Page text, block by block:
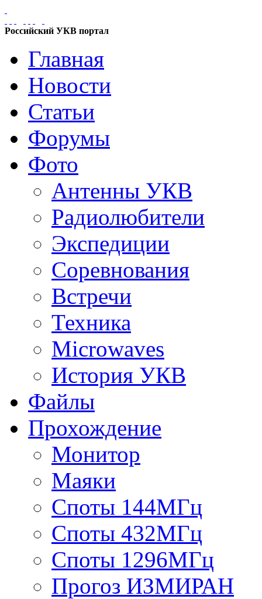
Российский УКВ портал
Главная
Новости
Статьи
Форумы
Фото
Антенны УКВ
Радиолюбители
Экспедиции
Соревнования
Встречи
Техника
Microwaves
История УКВ
Файлы
Прохождение
Монитор
Маяки
Споты 144МГц
Споты 432МГц
Споты 1296МГц
Прогоз ИЗМИРАН